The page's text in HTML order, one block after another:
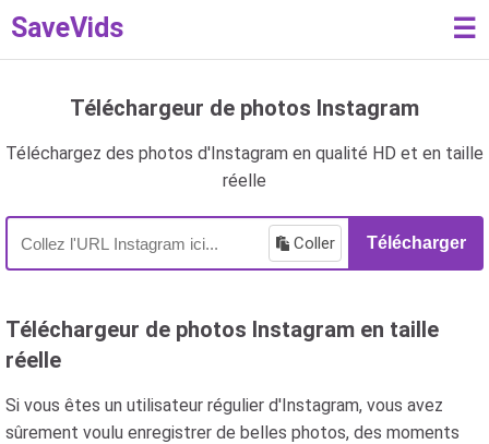
SaveVids ☰
Téléchargeur de photos Instagram
Téléchargez des photos d'Instagram en qualité HD et en taille
réelle
Coller Télécharger
Téléchargeur de photos Instagram en taille
réelle
Si vous êtes un utilisateur régulier d'Instagram, vous avez
sûrement voulu enregistrer de belles photos, des moments